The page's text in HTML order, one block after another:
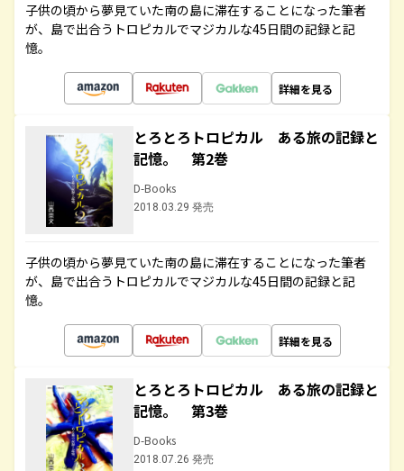
子供の頃から夢見ていた南の島に滞在することになった筆者
が、島で出合うトロピカルでマジカルな45日間の記録と記
憶。
詳細を見る
とろとろトロピカル ある旅の記録と
記憶。 第2巻
D-Books
2018.03.29 発売
子供の頃から夢見ていた南の島に滞在することになった筆者
が、島で出合うトロピカルでマジカルな45日間の記録と記
憶。
詳細を見る
とろとろトロピカル ある旅の記録と
記憶。 第3巻
D-Books
2018.07.26 発売